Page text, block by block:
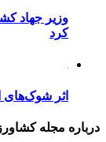
وزیر جهاد
کرد
اثر شوک‌های
درباره مجله